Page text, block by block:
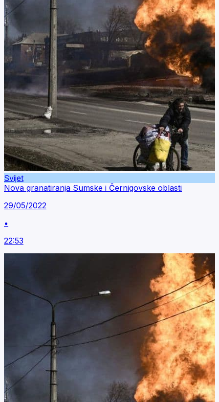
Svijet
Nova granatiranja Sumske i Černigovske oblasti
29/05/2022
•
22:53